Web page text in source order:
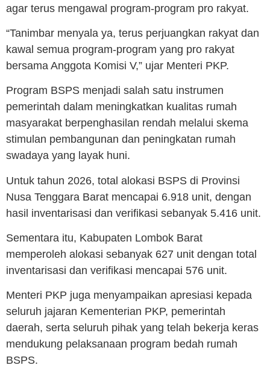
agar terus mengawal program-program pro rakyat.
“Tanimbar menyala ya, terus perjuangkan rakyat dan
kawal semua program-program yang pro rakyat
bersama Anggota Komisi V,” ujar Menteri PKP.
Program BSPS menjadi salah satu instrumen
pemerintah dalam meningkatkan kualitas rumah
masyarakat berpenghasilan rendah melalui skema
stimulan pembangunan dan peningkatan rumah
swadaya yang layak huni.
Untuk tahun 2026, total alokasi BSPS di Provinsi
Nusa Tenggara Barat mencapai 6.918 unit, dengan
hasil inventarisasi dan verifikasi sebanyak 5.416 unit.
Sementara itu, Kabupaten Lombok Barat
memperoleh alokasi sebanyak 627 unit dengan total
inventarisasi dan verifikasi mencapai 576 unit.
Menteri PKP juga menyampaikan apresiasi kepada
seluruh jajaran Kementerian PKP, pemerintah
daerah, serta seluruh pihak yang telah bekerja keras
mendukung pelaksanaan program bedah rumah
BSPS.